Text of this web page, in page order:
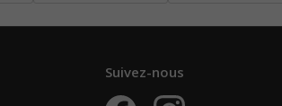
Suivez-nous